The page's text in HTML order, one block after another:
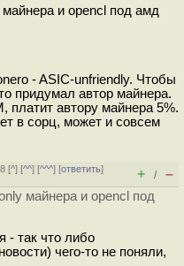
и opencl под амд
- ASIC-unfriendly. Чтобы
придумал автор майнера.
платит автору майнера 5%.
в сорц, может и совсем
[^] [^^] [^^^] [ответить]
+ / –
майнера и opencl под
- так что либо
чего-то не поняли,